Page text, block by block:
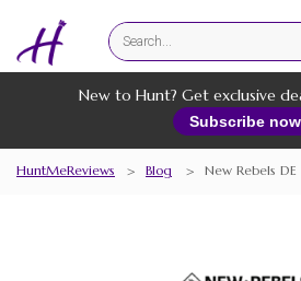
New to Hunt? Get exclusive
Subscribe now
HuntMeReviews > Blog > New Rebels DE